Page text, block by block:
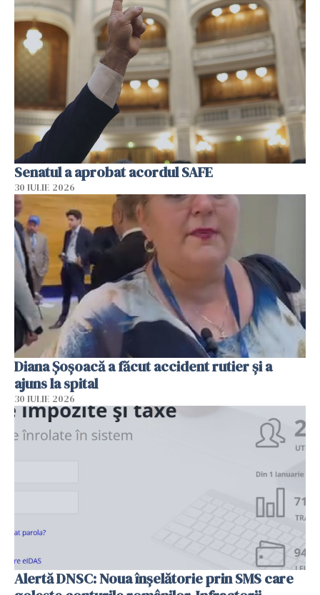
Senatul a aprobat acordul SAFE
30 IULIE 2026
Diana Șoșoacă a făcut accident rutier și a
ajuns la spital
30 IULIE 2026
Alertă DNSC: Noua înșelătorie prin SMS care